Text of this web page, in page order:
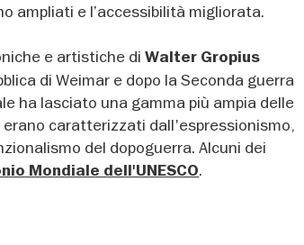
ampliati e l’accessibilità migliorata.
e artistiche diWalter Gropius
di Weimar e dopo la Seconda guerra
ha lasciato una gamma più ampia delle
caratterizzati dall'espressionismo,
del dopoguerra. Alcuni dei
Mondiale dell'UNESCO.